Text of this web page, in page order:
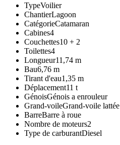
TypeVoilier
ChantierLagoon
CatégorieCatamaran
Cabines4
Couchettes10 + 2
Toilettes4
Longueur11,74 m
Bau6,76 m
Tirant d'eau1,35 m
Déplacement11 t
GénoisGénois a enrouleur
Grand-voileGrand-voile lattée
BarreBarre à roue
Nombre de moteurs2
Type de carburantDiesel